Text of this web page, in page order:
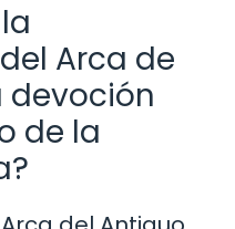
Arca de
devoción
de la